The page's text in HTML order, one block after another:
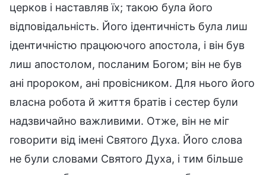
церков і наставляв їх; такою була його
відповідальність. Його ідентичність була лиш
ідентичністю працюючого апостола, і він був
лиш апостолом, посланим Богом; він не був
ані пророком, ані провісником. Для нього його
власна робота й життя братів і сестер були
надзвичайно важливими. Отже, він не міг
говорити від імені Святого Духа. Його слова
не були словами Святого Духа, і тим більше